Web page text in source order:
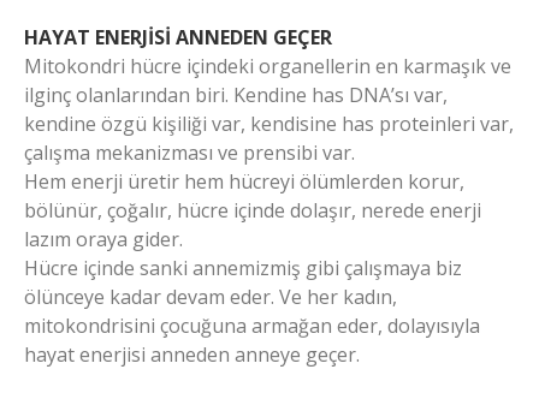
HAYAT ENERJİSİ ANNEDEN GEÇER
Mitokondri hücre içindeki organellerin en karmaşık ve
ilginç olanlarından biri. Kendine has DNA’sı var,
kendine özgü kişiliği var, kendisine has proteinleri var,
çalışma mekanizması ve prensibi var.
Hem enerji üretir hem hücreyi ölümlerden korur,
bölünür, çoğalır, hücre içinde dolaşır, nerede enerji
lazım oraya gider.
Hücre içinde sanki annemizmiş gibi çalışmaya biz
ölünceye kadar devam eder. Ve her kadın,
mitokondrisini çocuğuna armağan eder, dolayısıyla
hayat enerjisi anneden anneye geçer.